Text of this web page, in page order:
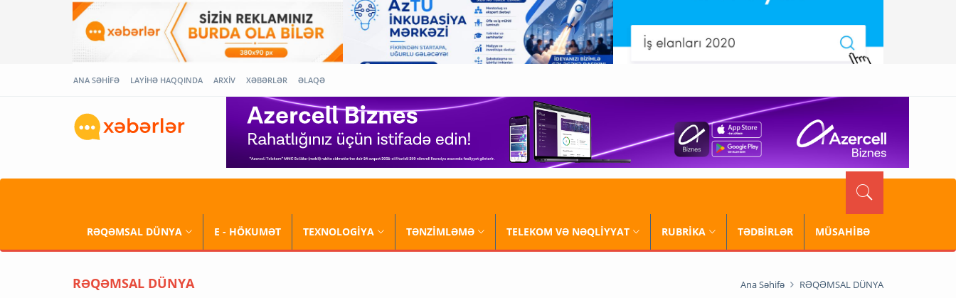
ANA SƏHİFƏ LAYİHƏ HAQQINDA ARXİV XƏBƏRLƏR ƏLAQƏ
RƏQƏMSAL DÜNYA E - HÖKUMƏT TEXNOLOGİYA TƏNZİMLƏMƏ TELEKOM VƏ NƏQLİYYAT RUBRİKA TƏDBİRLƏR MÜSAHİBƏ
RƏQƏMSAL DÜNYA Ana Səhifə RƏQƏMSAL DÜNYA